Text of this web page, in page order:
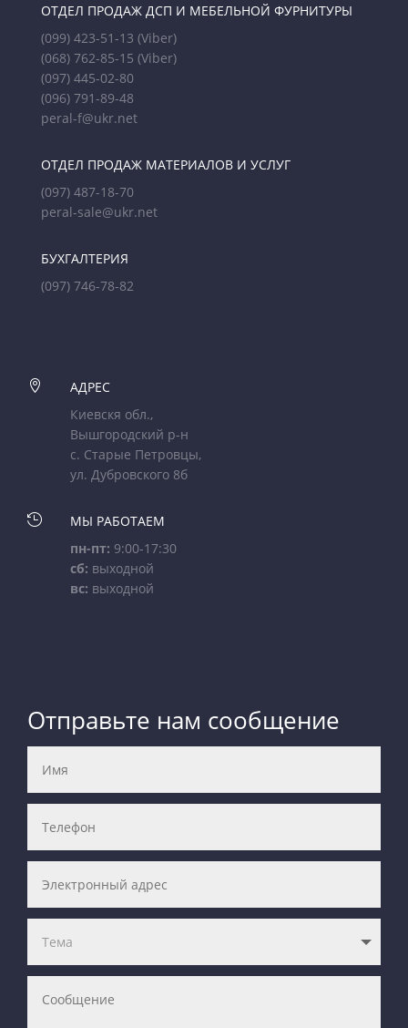
ОТДЕЛ ПРОДАЖ ДСП И МЕБЕЛЬНОЙ ФУРНИТУРЫ
(099) 423-51-13 (Viber)
(068) 762-85-15 (Viber)
(097) 445-02-80
(096) 791-89-48
peral-f@ukr.net
ОТДЕЛ ПРОДАЖ МАТЕРИАЛОВ И УСЛУГ
(097) 487-18-70
peral-sale@ukr.net
БУХГАЛТЕРИЯ
(097) 746-78-82

АДРЕС
Киевскя обл.,
Вышгородский р-н
с. Старые Петровцы,
ул. Дубровского 8б

МЫ РАБОТАЕМ
пн-пт: 9:00-17:30
сб: выходной
вс: выходной
Отправьте нам сообщение